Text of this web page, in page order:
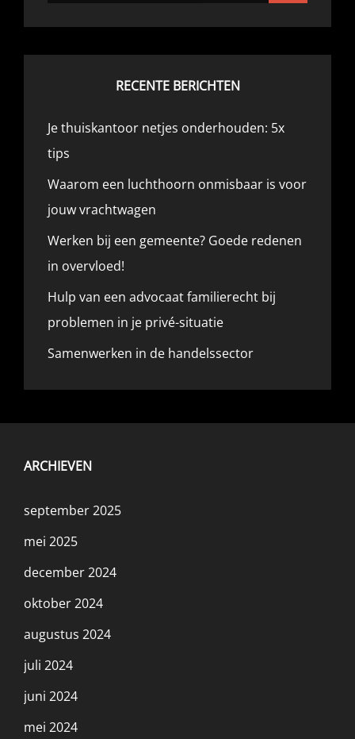
RECENTE BERICHTEN
Je thuiskantoor netjes onderhouden: 5x
tips
Waarom een luchthoorn onmisbaar is voor
jouw vrachtwagen
Werken bij een gemeente? Goede redenen
in overvloed!
Hulp van een advocaat familierecht bij
problemen in je privé-situatie
Samenwerken in de handelssector
ARCHIEVEN
september 2025
mei 2025
december 2024
oktober 2024
augustus 2024
juli 2024
juni 2024
mei 2024